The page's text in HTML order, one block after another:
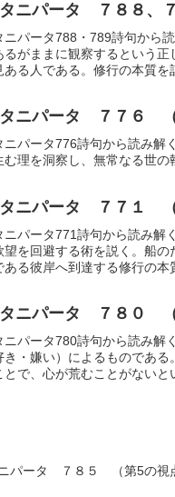
ニパータ ７８８、
ニパータ788・789詩句から
るがままに観察するという
ある人である。修行の本質を
ニパータ ７７６ （
ニパータ776詩句から読み解
む理を洞察し、無常なる世の
ニパータ ７７１ （
ニパータ771詩句から読み解
望を回避する術を説く。船
ある彼岸へ到達する修行の本
ニパータ ７８０ （
ニパータ780詩句から読み解
き・嫌い）によるものであ
とで、心が荒むことがないと
パータ ７８５ （第5の視